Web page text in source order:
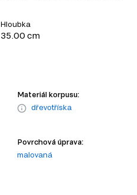
Hloubka
35.00 cm
Materiál korpusu:
dřevotříska
Povrchová úprava:
malovaná